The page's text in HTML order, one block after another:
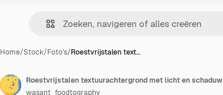
Home/Stock/Foto's/Roestvrijstalen text…
Roestvrijstalen textuurachtergrond met licht en schaduw
wasant_foodtography